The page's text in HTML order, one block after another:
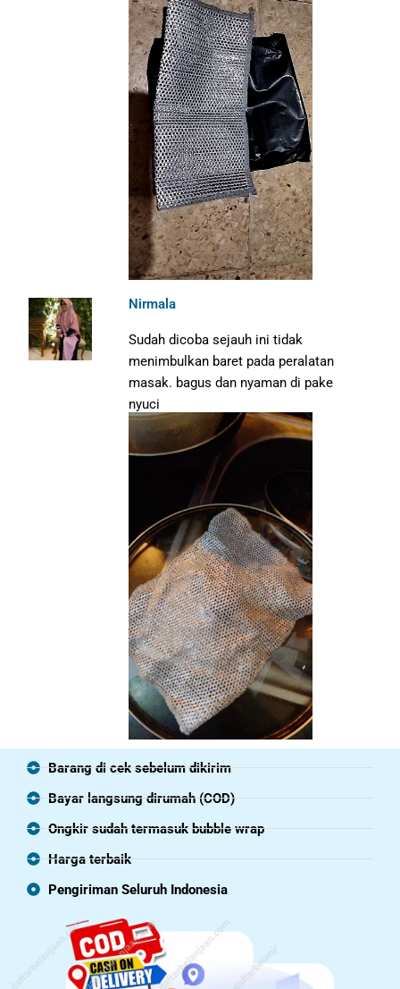
Nirmala
Sudah dicoba sejauh ini tidak
menimbulkan baret pada peralatan
masak. bagus dan nyaman di pake
nyuci
Barang di cek sebelum dikirim
Bayar langsung dirumah (COD)
Ongkir sudah termasuk bubble wrap
Harga terbaik
Pengiriman Seluruh Indonesia